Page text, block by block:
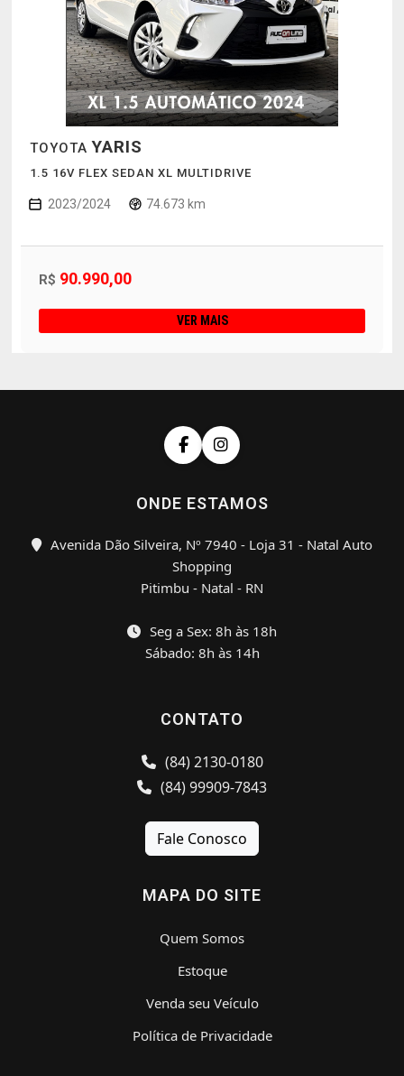
TOYOTA YARIS
1.5 16V FLEX SEDAN XL MULTIDRIVE
2023/2024 74.673 km
R$ 90.990,00
VER MAIS
ONDE ESTAMOS
Avenida Dão Silveira, Nº 7940 - Loja 31 - Natal Auto
Shopping
Pitimbu - Natal - RN
Seg a Sex: 8h às 18h
Sábado: 8h às 14h
CONTATO
(84) 2130-0180
(84) 99909-7843
Fale Conosco
MAPA DO SITE
Quem Somos
Estoque
Venda seu Veículo
Política de Privacidade